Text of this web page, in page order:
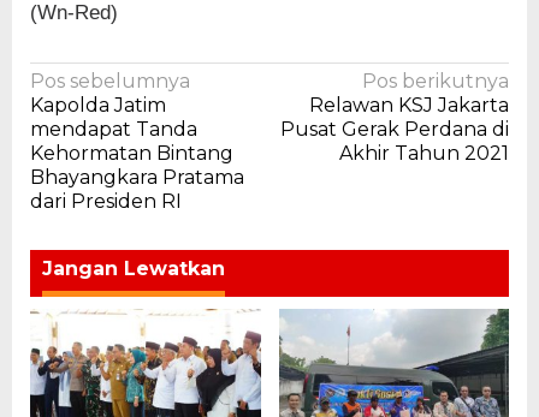
(Wn-Red)
Navigasi
pos
Pos sebelumnya
Kapolda Jatim
mendapat Tanda
Kehormatan Bintang
Bhayangkara Pratama
dari Presiden RI
Pos berikutnya
Relawan KSJ Jakarta
Pusat Gerak Perdana di
Akhir Tahun 2021
Jangan Lewatkan